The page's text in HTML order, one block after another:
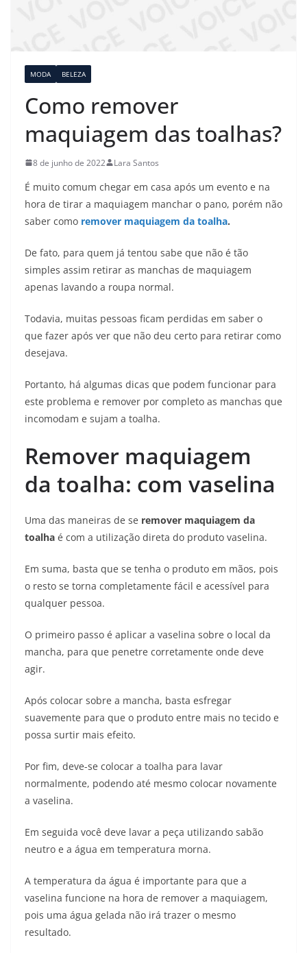
MODA BELEZA
Como remover
maquiagem das toalhas?
8 de junho de 2022 Lara Santos
É muito comum chegar em casa após um evento e na
hora de tirar a maquiagem manchar o pano, porém não
saber como remover maquiagem da toalha.
De fato, para quem já tentou sabe que não é tão
simples assim retirar as manchas de maquiagem
apenas lavando a roupa normal.
Todavia, muitas pessoas ficam perdidas em saber o
que fazer após ver que não deu certo para retirar como
desejava.
Portanto, há algumas dicas que podem funcionar para
este problema e remover por completo as manchas que
incomodam e sujam a toalha.
Remover maquiagem
da toalha: com vaselina
Uma das maneiras de se remover maquiagem da
toalha é com a utilização direta do produto vaselina.
Em suma, basta que se tenha o produto em mãos, pois
o resto se torna completamente fácil e acessível para
qualquer pessoa.
O primeiro passo é aplicar a vaselina sobre o local da
mancha, para que penetre corretamente onde deve
agir.
Após colocar sobre a mancha, basta esfregar
suavemente para que o produto entre mais no tecido e
possa surtir mais efeito.
Por fim, deve-se colocar a toalha para lavar
normalmente, podendo até mesmo colocar novamente
a vaselina.
Em seguida você deve lavar a peça utilizando sabão
neutro e a água em temperatura morna.
A temperatura da água é importante para que a
vaselina funcione na hora de remover a maquiagem,
pois uma água gelada não irá trazer o mesmo
resultado.